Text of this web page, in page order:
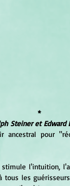
*
Steiner et Edward
ancestral pour
tous les